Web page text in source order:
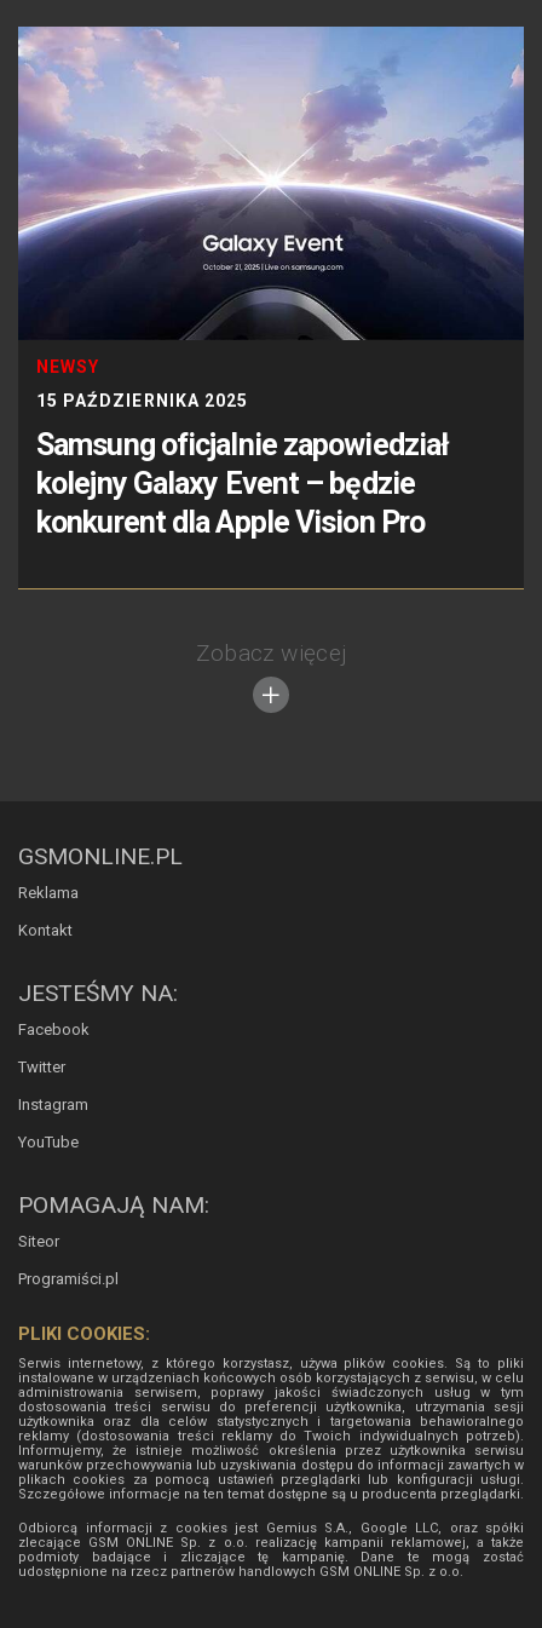
NEWSY
15 PAŹDZIERNIKA 2025
Samsung oficjalnie zapowiedział
kolejny Galaxy Event – będzie
konkurent dla Apple Vision Pro
Zobacz więcej
GSMONLINE.PL
Reklama
Kontakt
JESTEŚMY NA:
Facebook
Twitter
Instagram
YouTube
POMAGAJĄ NAM:
Siteor
Programiści.pl
PLIKI COOKIES:
Serwis internetowy, z którego korzystasz, używa plików cookies. Są to pliki
instalowane w urządzeniach końcowych osób korzystających z serwisu, w celu
administrowania serwisem, poprawy jakości świadczonych usług w tym
dostosowania treści serwisu do preferencji użytkownika, utrzymania sesji
użytkownika oraz dla celów statystycznych i targetowania behawioralnego
reklamy (dostosowania treści reklamy do Twoich indywidualnych potrzeb).
Informujemy, że istnieje możliwość określenia przez użytkownika serwisu
warunków przechowywania lub uzyskiwania dostępu do informacji zawartych w
plikach cookies za pomocą ustawień przeglądarki lub konfiguracji usługi.
Szczegółowe informacje na ten temat dostępne są u producenta przeglądarki.
Odbiorcą informacji z cookies jest Gemius S.A., Google LLC, oraz spółki
zlecające GSM ONLINE Sp. z o.o. realizację kampanii reklamowej, a także
podmioty badające i zliczające tę kampanię. Dane te mogą zostać
udostępnione na rzecz partnerów handlowych GSM ONLINE Sp. z o.o.